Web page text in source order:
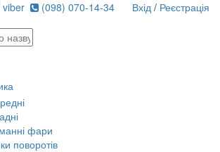
viber (098) 070-14-34 Вхід / Реєстрація
фари
поворотів